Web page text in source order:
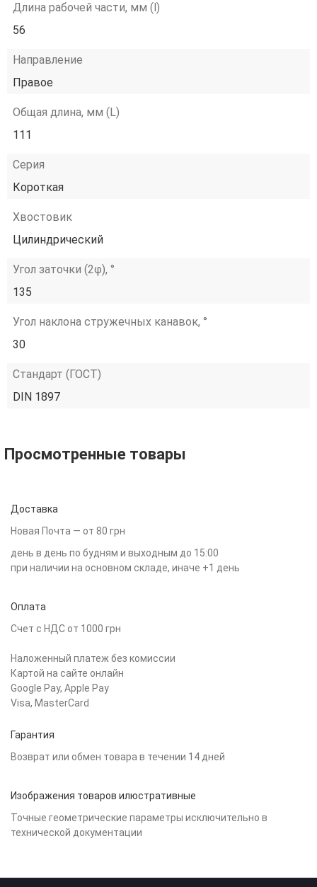
Длина рабочей части, мм (l)
56
Направление
Правое
Общая длина, мм (L)
111
Серия
Короткая
Хвостовик
Цилиндрический
Угол заточки (2φ), °
135
Угол наклона стружечных канавок, °
30
Стандарт (ГОСТ)
DIN 1897
Просмотренные товары
Доставка
Новая Почта — от 80 грн
день в день по будням и выходным до 15:00
при наличии на основном складе, иначе +1 день
Оплата
Счет с НДС от 1000 грн
Наложенный платеж без комиссии
Картой на сайте онлайн
Google Pay, Apple Pay
Visa, MasterCard
Гарантия
Возврат или обмен товара в течении 14 дней
Изображения товаров илюстративные
Точные геометрические параметры исключительно в
технической документации